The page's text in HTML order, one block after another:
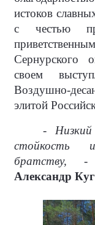
истоков
с честью
Сернурского
своем
Воздушно-
элитой
-
стойкость
братству, -
Александр